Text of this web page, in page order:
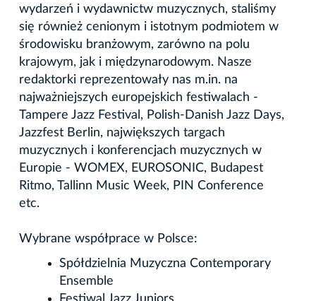
wydarzeń i wydawnictw muzycznych, staliśmy
się również cenionym i istotnym podmiotem w
środowisku branżowym, zarówno na polu
krajowym, jak i międzynarodowym. Nasze
redaktorki reprezentowały nas m.in. na
najważniejszych europejskich festiwalach -
Tampere Jazz Festival, Polish-Danish Jazz Days,
Jazzfest Berlin, największych targach
muzycznych i konferencjach muzycznych w
Europie - WOMEX, EUROSONIC, Budapest
Ritmo, Tallinn Music Week, PIN Conference
etc.
Wybrane współprace w Polsce:
Spółdzielnia Muzyczna Contemporary
Ensemble